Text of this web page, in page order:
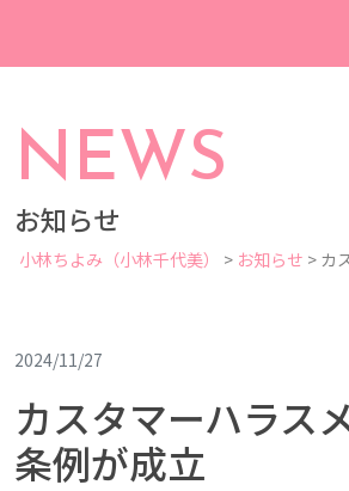
NEWS
お知らせ
小林ちよみ（小林千代美） > お知らせ > カ
2024/11/27
カスタマーハラス
条例が成立